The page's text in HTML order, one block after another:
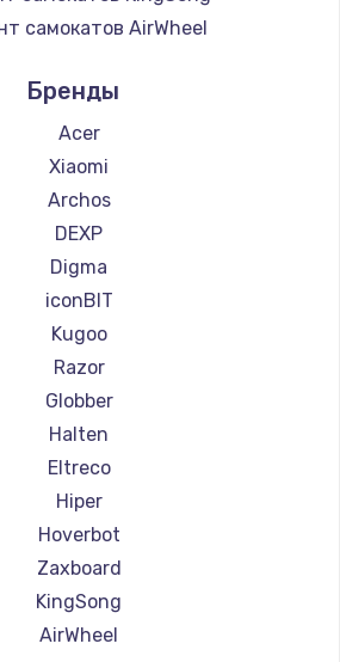
самокатов AirWheel
самокатов Hunter
самокатов Shorner
самокатов Joyor
самокатов Minimotors
самокатов Bork
самокатов Segway
самокатов KIRIN
Бренды
Acer
Xiaomi
Archos
DEXP
Digma
iconBIT
Kugoo
Razor
Globber
Halten
Eltreco
Hiper
Hoverbot
Zaxboard
KingSong
AirWheel